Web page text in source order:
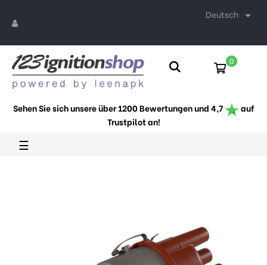
Deutsch 
0
Sehen Sie sich unsere über 1200 Bewertungen und 4,7
auf
Trustpilot an!
Umschalten
der
☰